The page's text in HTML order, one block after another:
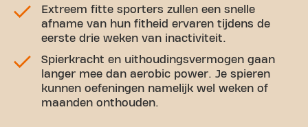
Extreem fitte sporters zullen een snelle
afname van hun fitheid ervaren tijdens de
eerste drie weken van inactiviteit.
Spierkracht en uithoudingsvermogen gaan
langer mee dan aerobic power. Je spieren
kunnen oefeningen namelijk wel weken of
maanden onthouden.